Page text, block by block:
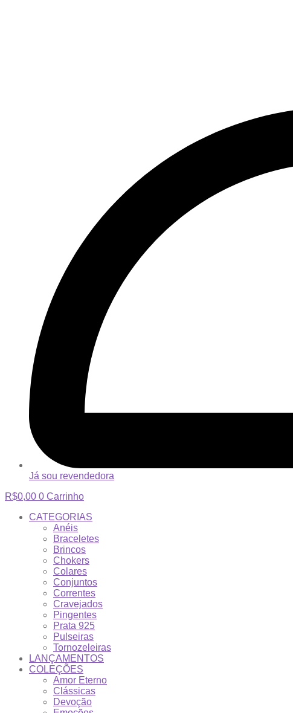
Já sou revendedora
R$0,00 0 Carrinho
CATEGORIAS
Anéis
Braceletes
Brincos
Chokers
Colares
Conjuntos
Correntes
Cravejados
Pingentes
Prata 925
Pulseiras
Tornozeleiras
LANÇAMENTOS
COLEÇÕES
Amor Eterno
Clássicas
Devoção